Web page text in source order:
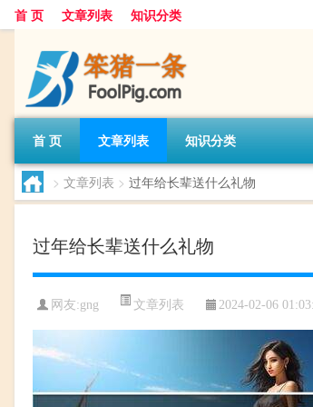
首 页 文章列表 知识分类
首 页 文章列表 知识分类
> 文章列表 > 过年给长辈送什么礼物
过年给长辈送什么礼物
网友:gng 文章列表 2024-02-06